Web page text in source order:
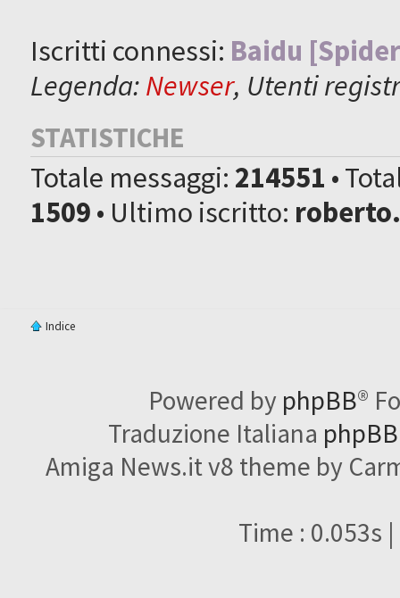
Iscritti connessi: Baidu
Legenda:Newser, Utenti
STATISTICHE
Totale messaggi: 214551 •
1509• Ultimo iscritto:
Indice
Powered by phpBB®
Traduzione Italiana
Amiga News.it v8 theme by
Time : 0.053s